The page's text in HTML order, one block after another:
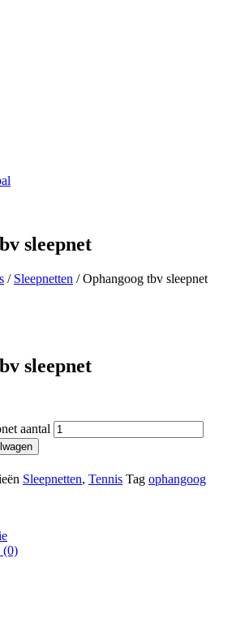
sleepnet
/ Sleepnetten / Ophangoog tbv sleepnet
sleepnet
aantal
Sleepnetten, Tennis Tag ophangoog
(0)